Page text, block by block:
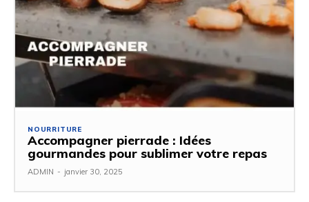
NOURRITURE
Accompagner pierrade : Idées
gourmandes pour sublimer votre repas
ADMIN - janvier 30, 2025